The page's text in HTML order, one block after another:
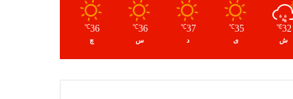
32
℃
ش
35
℃
ی
37
℃
د
36
℃
س
36
℃
چ